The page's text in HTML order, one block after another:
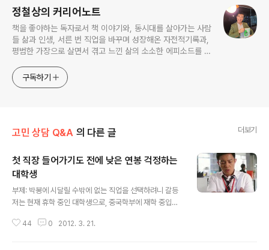
정철상의 커리어노트
책을 좋아하는 독자로서 책 이야기와, 동시대를 살아가는 사람
들 삶과 인생, 서른 번 직업을 바꾸며 성장해온 자전적기록과,
평범한 가장으로 살면서 겪고 느낀 삶의 소소한 에피소드를 전
고픈 커리어코치, 유튜브: 정교수의 인생수업
구독하기
고민 상담 Q&A 의 다른 글 더보기
첫 직장 들어가기도 전에 낮은 연봉 걱정하는
대학생
부제: 박봉에 시달릴 수밖에 없는 직업을 선택하려니 갈등
저는 현재 휴학 중인 대학생으로, 중국학부에 재학 중입니
를 100% 신용하지는 않습니다만, 얼마 전에는 여행업은
44 0 2012. 3. 21.